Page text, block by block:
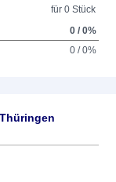
für 0 Stück
0 / 0%
0 / 0%